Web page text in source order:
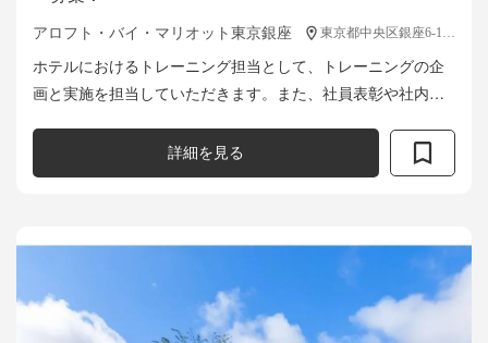
アロフト・バイ・マリオット東京銀座
ホテルにおけるトレーニング担当として、トレーニングの企
画と実施を担当していただきます。また、社員表彰や社内イ
やエンゲージメント強化を図る重要なポジ...
詳細を見る